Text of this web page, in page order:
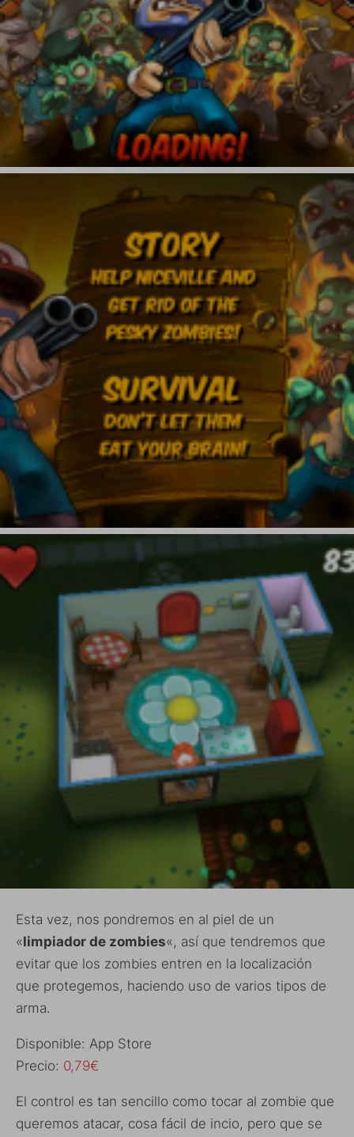
Esta vez, nos pondremos en al piel de un
«limpiador de zombies«, así que tendremos que
evitar que los zombies entren en la localización
que protegemos, haciendo uso de varios tipos de
arma.
Disponible: App Store
Precio: 0,79€
El control es tan sencillo como tocar al zombie que
queremos atacar, cosa fácil de incio, pero que se